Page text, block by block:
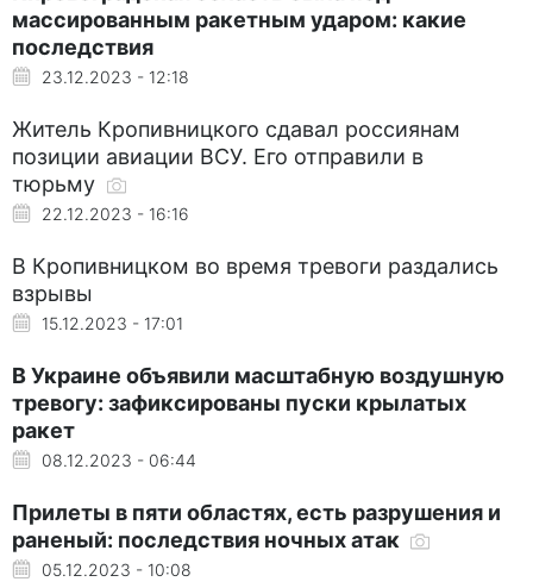
массированным ракетным ударом: какие
последствия
23.12.2023 - 12:18
Житель Кропивницкого сдавал россиянам
позиции авиации ВСУ. Его отправили в
тюрьму
22.12.2023 - 16:16
В Кропивницком во время тревоги раздались
взрывы
15.12.2023 - 17:01
В Украине объявили масштабную воздушную
тревогу: зафиксированы пуски крылатых
ракет
08.12.2023 - 06:44
Прилеты в пяти областях, есть разрушения и
раненый: последствия ночных атак
05.12.2023 - 10:08